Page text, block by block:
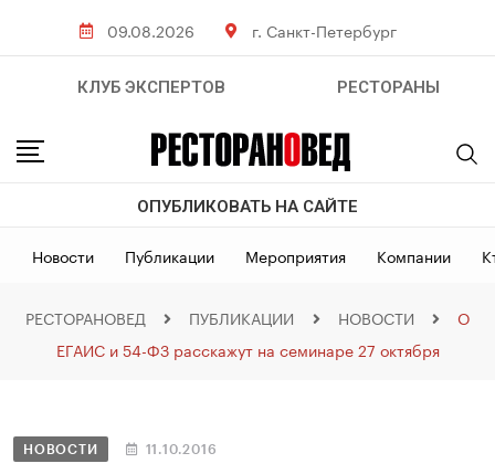
09.08.2026 г. Санкт-Петербург
КЛУБ ЭКСПЕРТОВ РЕСТОРАНЫ
ОПУБЛИКОВАТЬ НА САЙТЕ
Новости Публикации Мероприятия Компании
РЕСТОРАНОВЕД ПУБЛИКАЦИИ НОВОСТИ
О
ЕГАИС и 54-ФЗ расскажут на семинаре 27 октября
НОВОСТИ 11.10.2016